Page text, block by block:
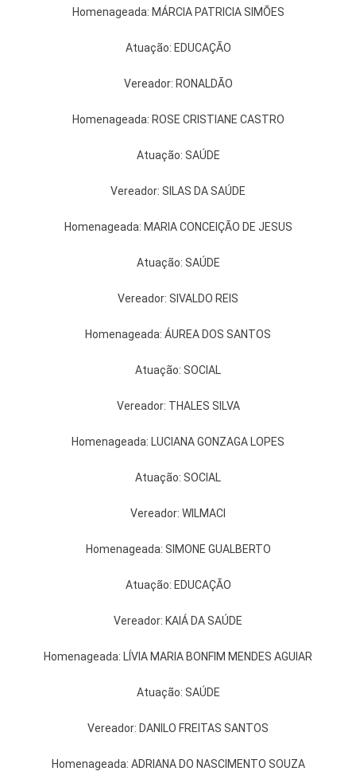
Homenageada: MÁRCIA PATRICIA SIMÕES
Atuação: EDUCAÇÃO
Vereador: RONALDÃO
Homenageada: ROSE CRISTIANE CASTRO
Atuação: SAÚDE
Vereador: SILAS DA SAÚDE
Homenageada: MARIA CONCEIÇÃO DE JESUS
Atuação: SAÚDE
Vereador: SIVALDO REIS
Homenageada: ÁUREA DOS SANTOS
Atuação: SOCIAL
Vereador: THALES SILVA
Homenageada: LUCIANA GONZAGA LOPES
Atuação: SOCIAL
Vereador: WILMACI
Homenageada: SIMONE GUALBERTO
Atuação: EDUCAÇÃO
Vereador: KAIÁ DA SAÚDE
Homenageada: LÍVIA MARIA BONFIM MENDES AGUIAR
Atuação: SAÚDE
Vereador: DANILO FREITAS SANTOS
Homenageada: ADRIANA DO NASCIMENTO SOUZA